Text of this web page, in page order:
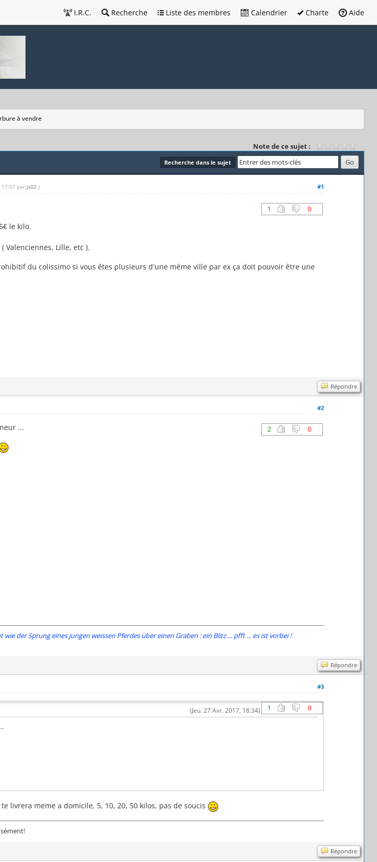
I.R.C. Recherche Liste des membres Calendrier Charte Aide
à vendre
Note de ce sujet :
Recherche dans le sujet
#1
17:57 par js02 .)
1 0
le kilo.
Valenciennes, Lille, etc ).
du colissimo si vous êtes plusieurs d'une même ville par ex ça doit pouvoir être une
Répondre
#2
2 0
...
der Sprung eines jungen weissen Pferdes über einen Graben : ein Blitz ... pfft ... es ist vorbei !
Répondre
#3
1 0
(Jeu. 27 Avr. 2017, 18:34)
meme a domicile, 5, 10, 20, 50 kilos, pas de soucis
Répondre